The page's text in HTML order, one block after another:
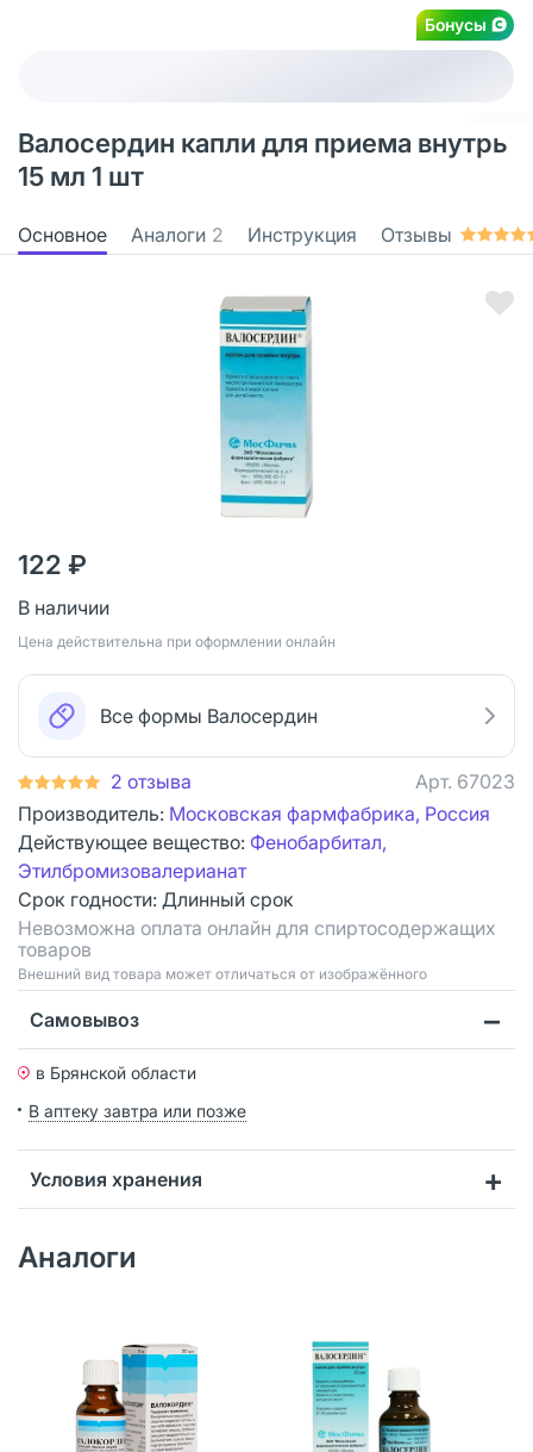
Бонусы
Валосердин капли для приема внутрь
15 мл 1 шт
Основное Аналоги 2 Инструкция Отзывы
122 ₽
В наличии
Цена действительна при оформлении онлайн
Все формы Валосердин
2 отзыва Арт. 67023
Производитель: Московская фармфабрика, Россия
Действующее вещество: Фенобарбитал,
Этилбромизовалерианат
Срок годности: Длинный срок
Невозможна оплата онлайн для спиртосодержащих
товаров
Bнешний вид товара может отличаться от изображённого
Самовывоз
в Брянской области
В аптеку завтра или позже
Условия хранения
Аналоги